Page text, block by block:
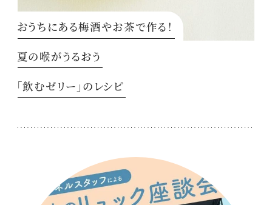
おうちにある梅酒やお茶で作る！
夏の喉がうるおう
「飲むゼリー」のレシピ